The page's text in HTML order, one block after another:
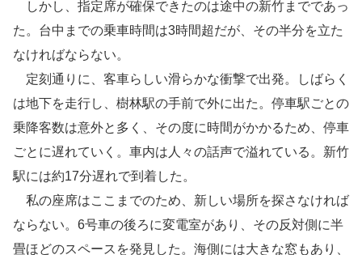
しかし、指定席が確保できたのは途中の新竹までであっ
た。台中までの乗車時間は3時間超だが、その半分を立た
なければならない。
定刻通りに、客車らしい滑らかな衝撃で出発。しばらく
は地下を走行し、樹林駅の手前で外に出た。停車駅ごとの
乗降客数は意外と多く、その度に時間がかかるため、停車
ごとに遅れていく。車内は人々の話声で溢れている。新竹
駅には約17分遅れで到着した。
私の座席はここまでのため、新しい場所を探さなければ
ならない。6号車の後ろに変電室があり、その反対側に半
畳ほどのスペースを発見した。海側には大きな窓もあり、